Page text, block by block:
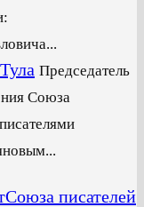
Председатель
Союза
Союза писателей